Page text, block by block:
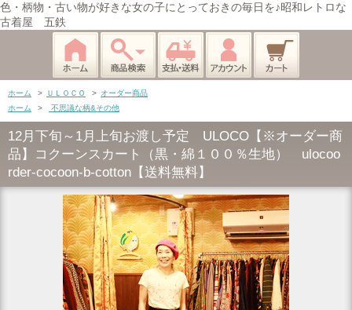
色・柄物・古い物が好きな女の子にとっておきの毎日を♪昭和レトロな
古着屋 五鉄
ホーム > ＵＬＯＣＯ > オーダー商品
ホーム
> 不思議な柄&その他
12月下旬～1月上旬お渡し予定 ULOCO【※オーダー商
品】コクーンスカート（黒・綿１００％生地） ulocoo
rder-cocoon-b-cotton【送料無料】